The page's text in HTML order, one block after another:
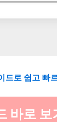
드로 쉽고 빠
바로 보